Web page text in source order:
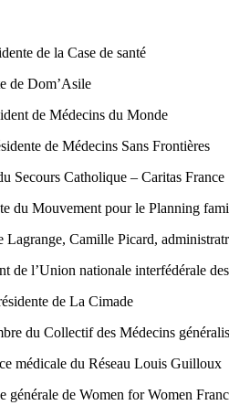
de la Case de santé
de Dom’Asile
de Médecins du Monde
de Médecins Sans Frontières
Secours Catholique – Caritas France
du Mouvement pour le Planning
Camille Picard,
de l’Union nationale interfédérale
de La Cimade
du Collectif des Médecins
médicale du Réseau Louis Guilloux
générale de Women for Women